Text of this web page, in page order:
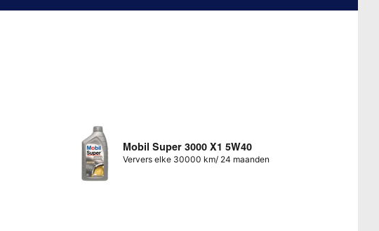
Mobil Super 3000 X1 5W40
Ververs elke 30000 km/ 24 maanden